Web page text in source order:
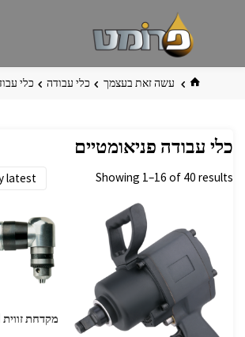
בית עשה זאת בעצמך כלי עבודה כלי
כלי עבודה פניאומטיים
Showing 1–16 of 40 results
מקדחת זווית Ingersoll Rand